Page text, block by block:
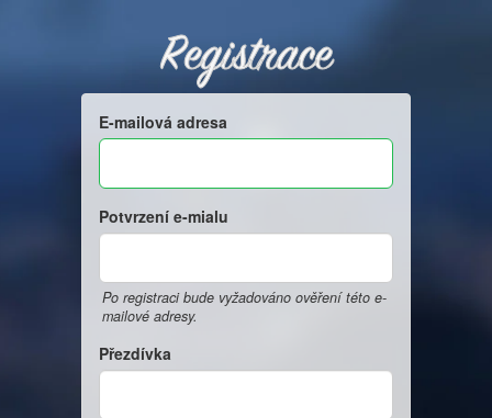
Registrace
E-mailová adresa
Potvrzení e-mialu
Po registraci bude vyžadováno ověření této e-
mailové adresy.
Přezdívka